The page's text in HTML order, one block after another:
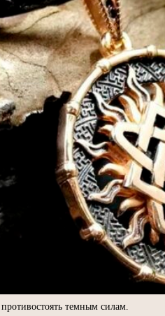
темным силам.